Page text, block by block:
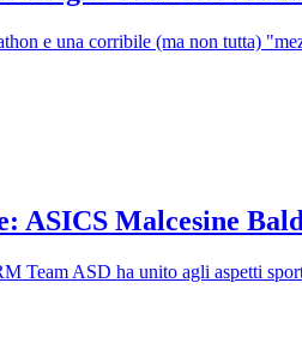
e una corribile (ma non tutta)
ASICS Malcesine
Team ASD ha unito agli aspetti